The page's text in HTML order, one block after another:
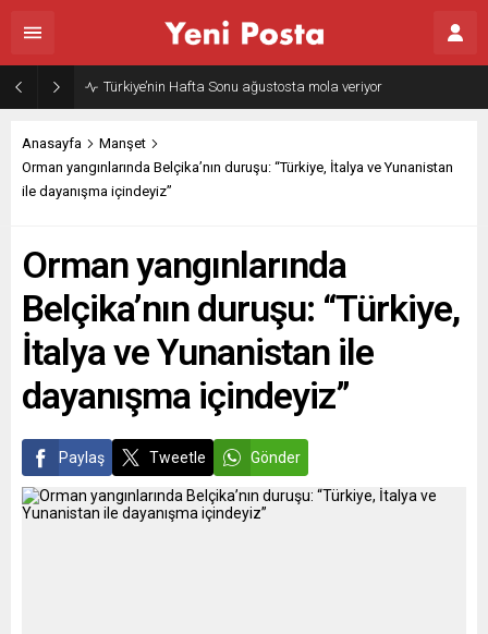
Türkiye’nin Hafta Sonu ağustosta mola veriyor
Anasayfa
Manşet
Orman yangınlarında Belçika’nın duruşu: “Türkiye, İtalya ve Yunanistan
ile dayanışma içindeyiz”
Orman yangınlarında
Belçika’nın duruşu: “Türkiye,
İtalya ve Yunanistan ile
dayanışma içindeyiz”
Paylaş Tweetle Gönder